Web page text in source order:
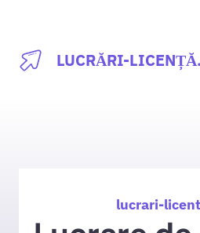
conținut
LUCRĂRI-
lucrari-